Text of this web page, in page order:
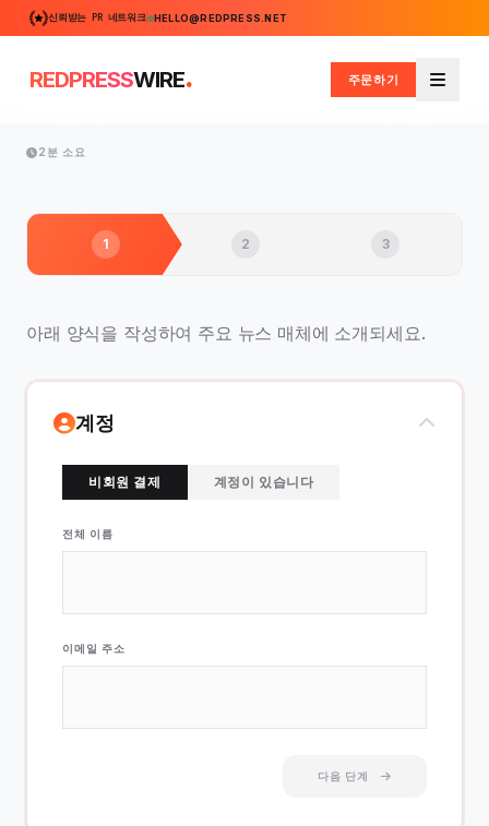
신뢰받는 PR 네트워크 HELLO@REDPRESS.NET
REDPRESSWIRE. 주문하기
메뉴
2분 소요
1 2 3
아래 양식을 작성하여 주요 뉴스 매체에 소개되세요.
계정
비회원 결제 계정이 있습니다
전체 이름
이메일 주소
다음 단계